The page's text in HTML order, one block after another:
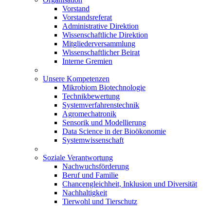
Vorstand
Vorstandsreferat
Administrative Direktion
Wissenschaftliche Direktion
Mitgliederversammlung
Wissenschaftlicher Beirat
Interne Gremien
Unsere Kompetenzen
Mikrobiom Biotechnologie
Technikbewertung
Systemverfahrenstechnik
Agromechatronik
Sensorik und Modellierung
Data Science in der Bioökonomie
Systemwissenschaft
Soziale Verantwortung
Nachwuchsförderung
Beruf und Familie
Chancengleichheit, Inklusion und Diversität
Nachhaltigkeit
Tierwohl und Tierschutz